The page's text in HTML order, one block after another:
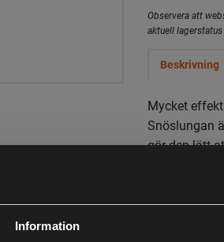
Information
Observera att
aktuell
Beskrivning
Mycket
Snöslungan
gör den lätt